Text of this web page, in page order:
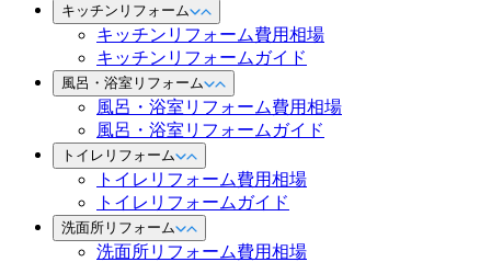
キッチンリフォーム
キッチンリフォーム費用相場
キッチンリフォームガイド
風呂・浴室リフォーム
風呂・浴室リフォーム費用相場
風呂・浴室リフォームガイド
トイレリフォーム
トイレリフォーム費用相場
トイレリフォームガイド
洗面所リフォーム
洗面所リフォーム費用相場